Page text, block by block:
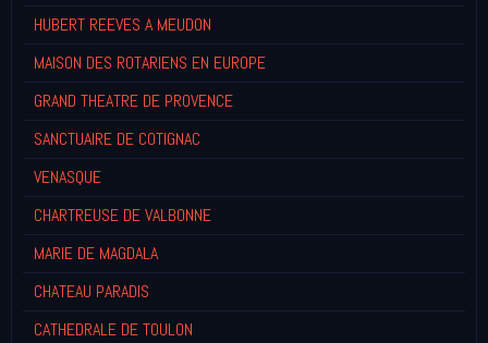
HUBERT REEVES A MEUDON
MAISON DES ROTARIENS EN EUROPE
GRAND THEATRE DE PROVENCE
SANCTUAIRE DE COTIGNAC
VENASQUE
CHARTREUSE DE VALBONNE
MARIE DE MAGDALA
CHATEAU PARADIS
CATHEDRALE DE TOULON